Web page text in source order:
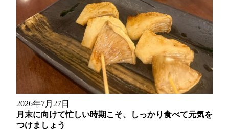
2026年7月27日
月末に向けて忙しい時期こそ、しっかり食べて元気を
つけましょう